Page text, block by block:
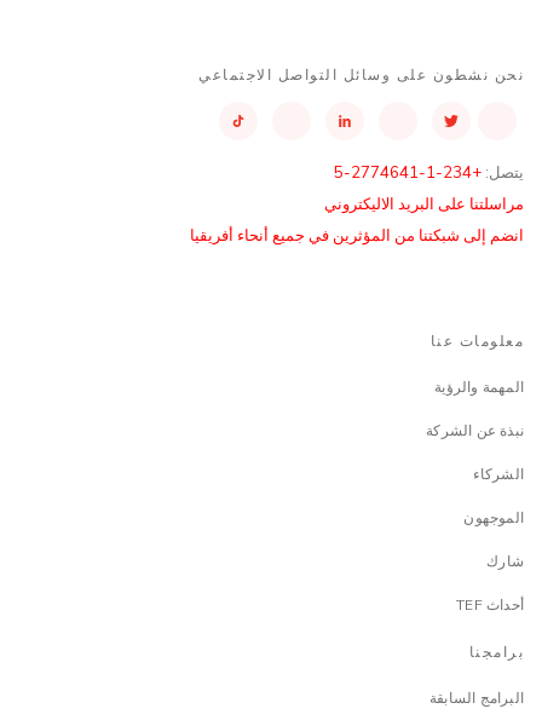
نحن نشطون على وسائل التواصل الاجتماعي
يتصل: +234-1-2774641-5
مراسلتنا على البريد الاليكتروني
انضم إلى شبكتنا من المؤثرين في جميع أنحاء أفريقيا
معلومات عنا
المهمة والرؤية
نبذة عن الشركة
الشركاء
الموجهون
شارك
أحداث TEF
برامجنا
البرامج السابقة